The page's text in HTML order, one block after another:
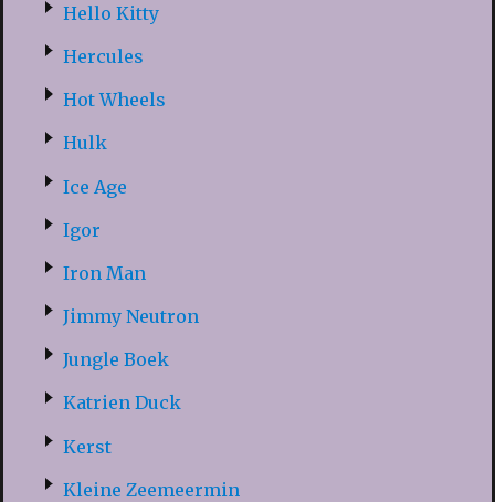
Hello Kitty
Hercules
Hot Wheels
Hulk
Ice Age
Igor
Iron Man
Jimmy Neutron
Jungle Boek
Katrien Duck
Kerst
Kleine Zeemeermin